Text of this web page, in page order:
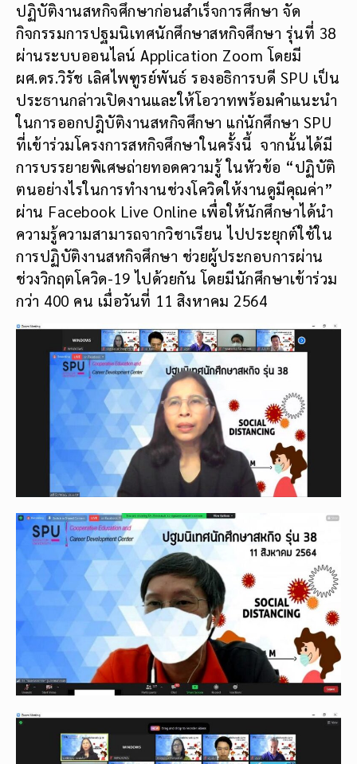
ปฏิบัติงานสหกิจศึกษาก่อนสำเร็จการศึกษา จัด
กิจกรรมการปฐมนิเทศนักศึกษาสหกิจศึกษา รุ่นที่ 38
ผ่านระบบออนไลน์ Application Zoom โดยมี
ผศ.ดร.วิรัช เลิศไพฑูรย์พันธ์ รองอธิการบดี SPU เป็น
ประธานกล่าวเปิดงานและให้โอวาทพร้อมคำแนะนำ
ในการออกปฎิบัติงานสหกิจศึกษา แก่นักศึกษา SPU
ที่เข้าร่วมโครงการสหกิจศึกษาในครั้งนี้ จากนั้นได้มี
การบรรยายพิเศษถ่ายทอดความรู้ ในหัวข้อ “ปฏิบัติ
ตนอย่างไรในการทำงานช่วงโควิดให้งานดูมีคุณค่า”
ผ่าน Facebook Live Online เพื่อให้นักศึกษาได้นำ
ความรู้ความสามารถจากวิชาเรียน ไปประยุกต์ใช้ใน
การปฏิบัติงานสหกิจศึกษา ช่วยผู้ประกอบการผ่าน
ช่วงวิกฤตโควิด-19 ไปด้วยกัน โดยมีนักศึกษาเข้าร่วม
กว่า 400 คน เมื่อวันที่ 11 สิงหาคม 2564